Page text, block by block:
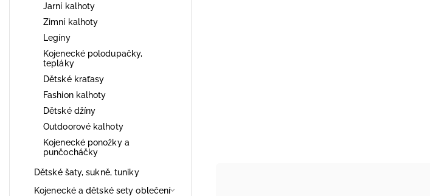
Jarní kalhoty
Zimní kalhoty
Legíny
Kojenecké polodupačky,
tepláky
Dětské kraťasy
Fashion kalhoty
Dětské džíny
Outdoorové kalhoty
Kojenecké ponožky a
punčocháčky
Dětské šaty, sukně, tuniky
Kojenecké a dětské sety oblečení